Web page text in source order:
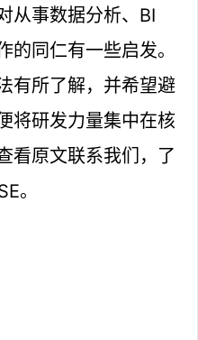
从事数据分析、BI
的同仁有一些启发。
有所了解，并希望避
将研发力量集中在核
看原文联系我们，了
。